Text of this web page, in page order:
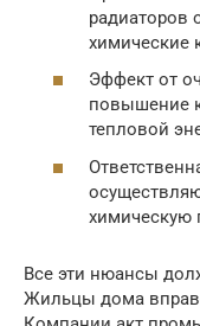
радиаторов
химические
Эффект от
повышение
тепловой
химическую
Все эти нюансы
Жильцы дома